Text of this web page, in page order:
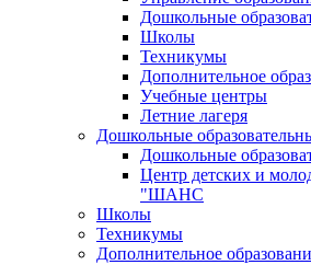
Дошкольные
Школы
Техникумы
Дополнительное
Учебные центры
Летние лагеря
Дошкольные
Дошкольные
Центр детских и
"ШАНС
Школы
Техникумы
Дополнительное